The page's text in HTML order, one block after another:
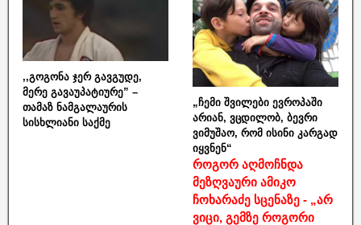
,,გოგონა ჯერ გავგუდე,
მერე გავაუპატიურე” –
თამაზ ნამგალაურის
სისხლიანი საქმე
„ჩემი შვილები ევროპაში
არიან, ვცდილობ, ბევრი
ვიმუშაო, რომ ისინი კარგად
იყვნენ“
როგორ აღმოჩნდა
მეზღვაური ამიკო
ჩოხარაძე სცენაზე - „არ
ვიცი, გემზე როგორი